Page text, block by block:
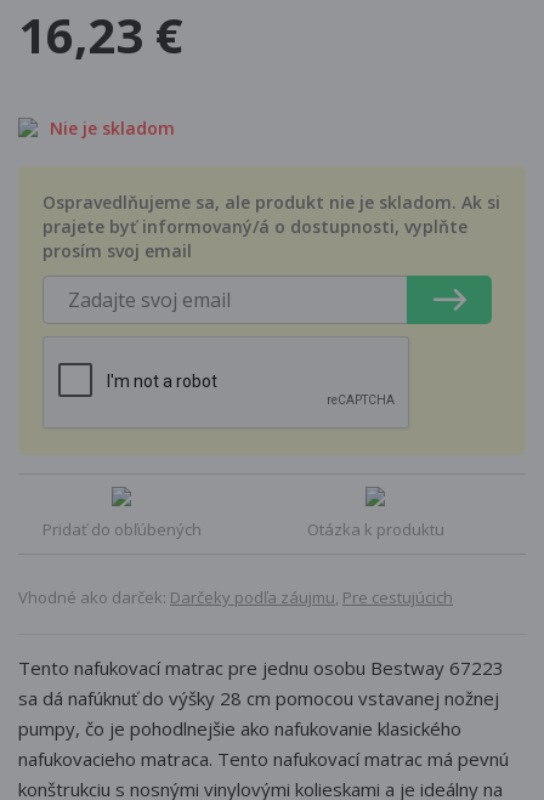
16,23 €
Nie je skladom
Ospravedlňujeme sa, ale produkt nie je skladom. Ak si
prajete byť informovaný/á o dostupnosti, vyplňte
prosím svoj email
Pridať do obľúbených Otázka k produktu
Vhodné ako darček: Darčeky podľa záujmu, Pre cestujúcich
Tento nafukovací matrac pre jednu osobu Bestway 67223
sa dá nafúknuť do výšky 28 cm pomocou vstavanej nožnej
pumpy, čo je pohodlnejšie ako nafukovanie klasického
nafukovacieho matraca. Tento nafukovací matrac má pevnú
konštrukciu s nosnými vinylovými kolieskami a je ideálny na